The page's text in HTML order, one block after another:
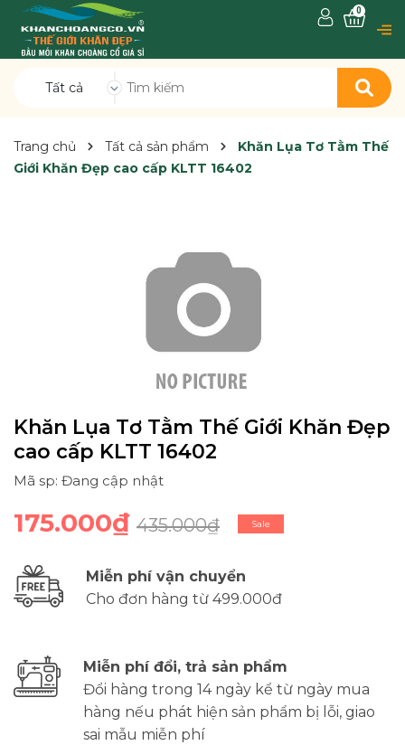
Tất cả
0
Trang chủ Tất cả sản phẩm
Khăn Lụa Tơ Tằm Thế
Giới Khăn Đẹp cao cấp KLTT 16402
Khăn Lụa Tơ Tằm Thế Giới Khăn Đẹp
cao cấp KLTT 16402
Mã sp: Đang cập nhật
175.000₫ 435.000₫ Sale
Miễn phí vận chuyển
Cho đơn hàng từ 499.000đ
Miễn phí đổi, trả sản phẩm
Đổi hàng trong 14 ngày kể từ ngày mua
hàng nếu phát hiện sản phẩm bị lỗi, giao
sai mẫu miễn phí